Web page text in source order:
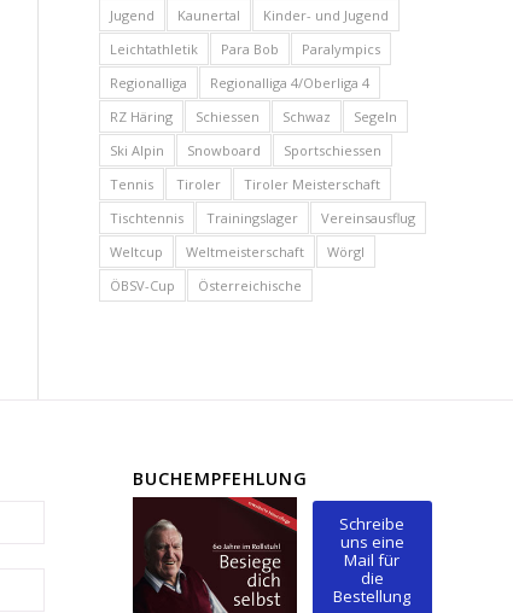
Jugend
Kaunertal
Kinder- und Jugend
Leichtathletik
Para Bob
Paralympics
Regionalliga
Regionalliga 4/Oberliga 4
RZ Häring
Schiessen Schwaz
Segeln
Ski Alpin
Snowboard
Sportschiessen
Tennis
Tiroler
Tiroler Meisterschaft
Tischtennis
Trainingslager
Vereinsausflug
Weltcup
Weltmeisterschaft
Wörgl
ÖBSV-Cup
Österreichische
BUCHEMPFEHLUNG
Schreibe
uns eine
Mail für
die
Bestellung